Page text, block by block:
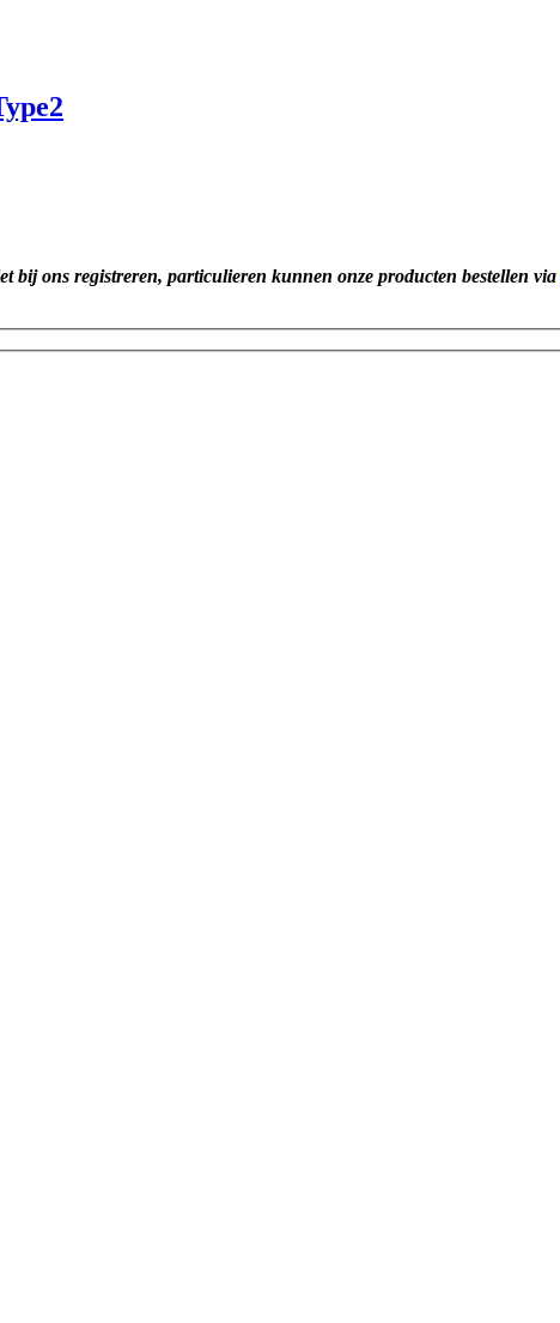
ons registreren, particulieren kunnen onze producten bestellen via